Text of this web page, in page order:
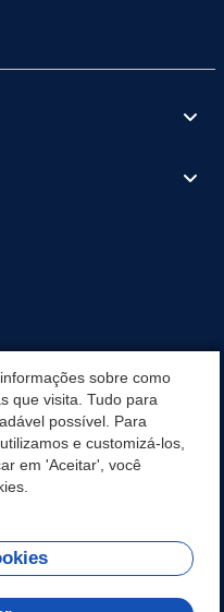
sobre como
que visita. Tudo para
possível. Para
e customizá-los,
em 'Aceitar', você